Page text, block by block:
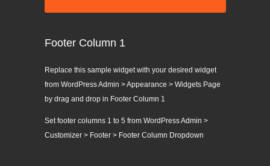
Footer Column 1
Replace this sample widget with your desired widget
from WordPress Admin > Appearance > Widgets Page
by drag and drop in Footer Column 1
Set footer columns 1 to 5 from WordPress Admin >
Customizer > Footer > Footer Column Dropdown